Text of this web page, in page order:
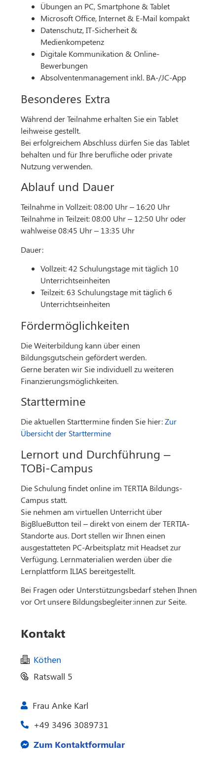
Übungen an PC, Smartphone & Tablet
Microsoft Office, Internet & E-Mail kompakt
Datenschutz, IT-Sicherheit &
Medienkompetenz
Digitale Kommunikation & Online-
Bewerbungen
Absolventenmanagement inkl. BA-/JC-App
Besonderes Extra
Während der Teilnahme erhalten Sie ein Tablet
leihweise gestellt.
Bei erfolgreichem Abschluss dürfen Sie das Tablet
behalten und für Ihre berufliche oder private
Nutzung verwenden.
Ablauf und Dauer
Teilnahme in Vollzeit: 08:00 Uhr – 16:20 Uhr
Teilnahme in Teilzeit: 08:00 Uhr – 12:50 Uhr oder
wahlweise 08:45 Uhr – 13:35 Uhr
Dauer:
Vollzeit: 42 Schulungstage mit täglich 10
Unterrichtseinheiten
Teilzeit: 63 Schulungstage mit täglich 6
Unterrichtseinheiten
Fördermöglichkeiten
Die Weiterbildung kann über einen
Bildungsgutschein gefördert werden.
Gerne beraten wir Sie individuell zu weiteren
Finanzierungsmöglichkeiten.
Starttermine
Die aktuellen Starttermine finden Sie hier:Zur
Übersicht der Starttermine
Lernort und Durchführung –
TOBi-Campus
Die Schulung findet online im TERTIA Bildungs-
Campus statt.
Sie nehmen am virtuellen Unterricht über
BigBlueButton teil – direkt von einem der TERTIA-
Standorte aus. Dort stellen wir Ihnen einen
ausgestatteten PC-Arbeitsplatz mit Headset zur
Verfügung. Lernmaterialien werden über die
Lernplattform ILIAS bereitgestellt.
Bei Fragen oder Unterstützungsbedarf stehen Ihnen
vor Ort unsere Bildungsbegleiter:innen zur Seite.
Kontakt
Köthen
Ratswall 5
Frau Anke Karl
+49 3496 3089731
Zum Kontaktformular